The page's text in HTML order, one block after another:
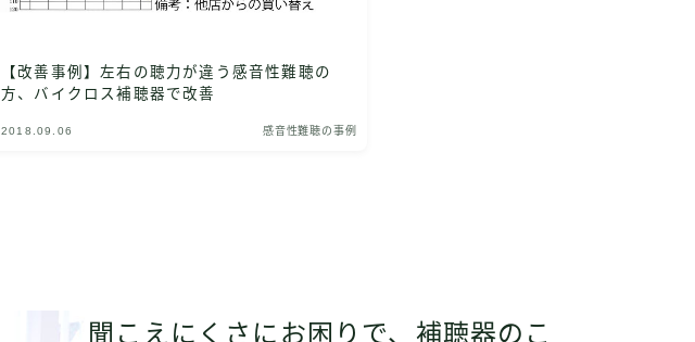
【改善事例】左右の聴力が違う感音性難聴の
方、バイクロス補聴器で改善
2018.09.06 感音性難聴の事例
聞こえにくさにお困りで、補聴器のこ